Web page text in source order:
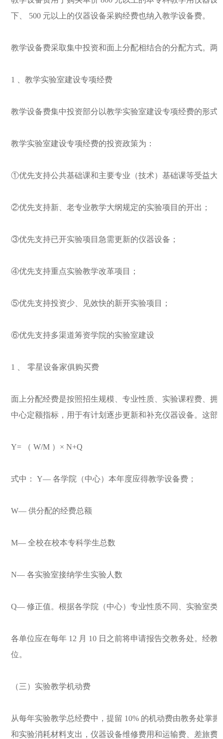
下、
500 元以上的仪器设备采购经费也纳入教学设备费。
教学设备费采取集中投资和面上分配相结合的分配方式。两
1 、教学实验室建设专项经费
教学设备费集中投资部分以教学实验室建设专项经费的形式
教学实验室建设专项经费的投资政策为：
①优先支持公共基础课和主要专业（技术）基础课等受益大
②优先支持新、老专业教学大纲规定的实验项目的开出；
③优先支持已开实验项目急需更新的仪器设备；
④优先支持重点实验教学改革项目；
⑤优先支持投资少、见效快的新开实验项目；
⑥优先支持多渠道筹资学院的实验室建设
1 零星设备家俱购买费
面上分配经费是按照招生规模、专业性质、实验课程费、
中心定额指标，用于有计划逐步更新和补充仪器设备。这部
Y= （ W/M ） × N+Q
式中： Y— 各学院（中心）本年度应得教学设备费；
W— 供分配的经费总额
M— 全校在校本专科学生总数
N— 各实验室接纳学生实验人数
Q— 修正值。根据各学院（中心）专业性质不同、实验室
各单位应在每年 12 月 10 日之前将申请报告交教务处。经
位。
（三）实验教学机动费
从每年实验教学总经费中，提留 10% 的机动费由教务处掌
和实验消耗材料支出，仪器设备维修费用和运输费、差旅费